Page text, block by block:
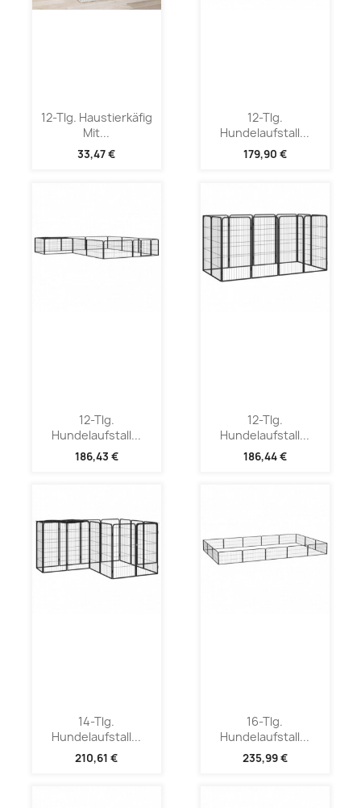
12-Tlg. Haustierkäfig
Mit...
33,47 €
12-Tlg.
Hundelaufstall...
179,90 €
12-Tlg.
Hundelaufstall...
186,43 €
12-Tlg.
Hundelaufstall...
186,44 €
14-Tlg.
Hundelaufstall...
210,61 €
16-Tlg.
Hundelaufstall...
235,99 €